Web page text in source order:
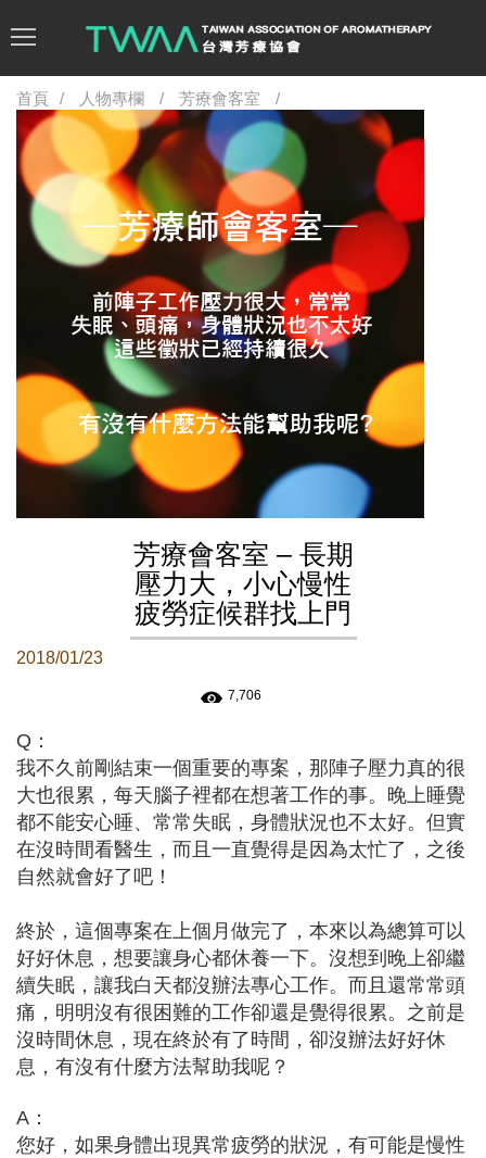
首頁 人物專欄 芳療會客室
芳療會客室 – 長期
壓力大，小心慢性
疲勞症候群找上門
2018/01/23
7,706
Q：
我不久前剛結束一個重要的專案，那陣子壓力真的很
大也很累，每天腦子裡都在想著工作的事。晚上睡覺
都不能安心睡、常常失眠，身體狀況也不太好。但實
在沒時間看醫生，而且一直覺得是因為太忙了，之後
自然就會好了吧！
終於，這個專案在上個月做完了，本來以為總算可以
好好休息，想要讓身心都休養一下。沒想到晚上卻繼
續失眠，讓我白天都沒辦法專心工作。而且還常常頭
痛，明明沒有很困難的工作卻還是覺得很累。之前是
沒時間休息，現在終於有了時間，卻沒辦法好好休
息，有沒有什麼方法幫助我呢？
A：
您好，如果身體出現異常疲勞的狀況，有可能是慢性